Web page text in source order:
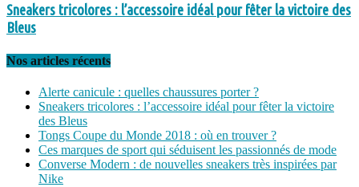
Sneakers tricolores : l’accessoire idéal pour fêter la victoire des
Bleus
Nos articles récents
Alerte canicule : quelles chaussures porter ?
Sneakers tricolores : l’accessoire idéal pour fêter la victoire
des Bleus
Tongs Coupe du Monde 2018 : où en trouver ?
Ces marques de sport qui séduisent les passionnés de mode
Converse Modern : de nouvelles sneakers très inspirées par
Nike